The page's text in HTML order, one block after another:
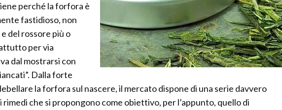
perché la forfora è
fastidioso, non
del rossore più o
per via
dal mostrarsi con
Dalla forte
la forfora sul nascere, il mercato dispone di una serie davvero
che si propongono come obiettivo, per l’appunto, quello di